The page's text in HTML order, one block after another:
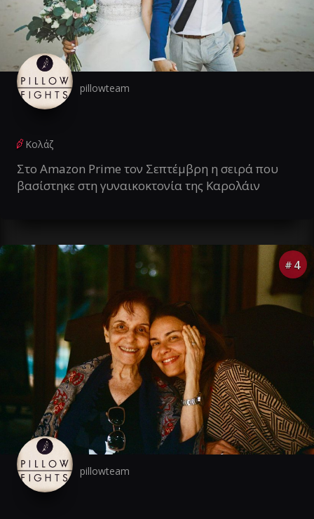
pillowteam
Κολάζ
Στο Amazon Prime τον Σεπτέμβρη η σειρά που
βασίστηκε στη γυναικοκτονία της Καρολάιν
# 4
pillowteam